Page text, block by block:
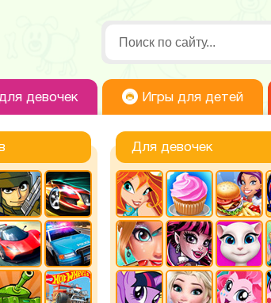
девочек Игры для детей
Для девочек